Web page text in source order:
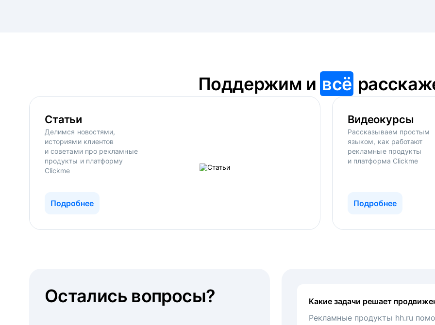
Поддержим и всё
Статьи
Делимся новостями,
историями клиентов
и советами про рекламные
продукты и платформу
Clickme
Подробнее
Видеокурсы
Рассказываем простым
языком, как работают
рекламные продукты
и платформа Clickme
Подробнее
Какие задачи решает
Рекламные продукты hh.ru
Остались вопросы?